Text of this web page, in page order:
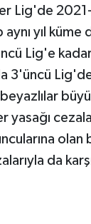
Lig'de
yıl küme
Lig'e
3'üncü
yasağı
da